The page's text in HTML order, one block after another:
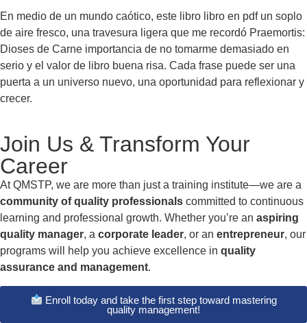
En medio de un mundo caótico, este libro libro en pdf un soplo
de aire fresco, una travesura ligera que me recordó Praemortis:
Dioses de Carne importancia de no tomarme demasiado en
serio y el valor de libro buena risa. Cada frase puede ser una
puerta a un universo nuevo, una oportunidad para reflexionar y
crecer.
Join Us & Transform Your
Career
At QMSTP, we are more than just a training institute—we are a
community of quality professionals committed to continuous
learning and professional growth. Whether you’re an aspiring
quality manager, a corporate leader, or an entrepreneur, our
programs will help you achieve excellence in quality
assurance and management.
Enroll today and take the first step toward mastering
quality management!